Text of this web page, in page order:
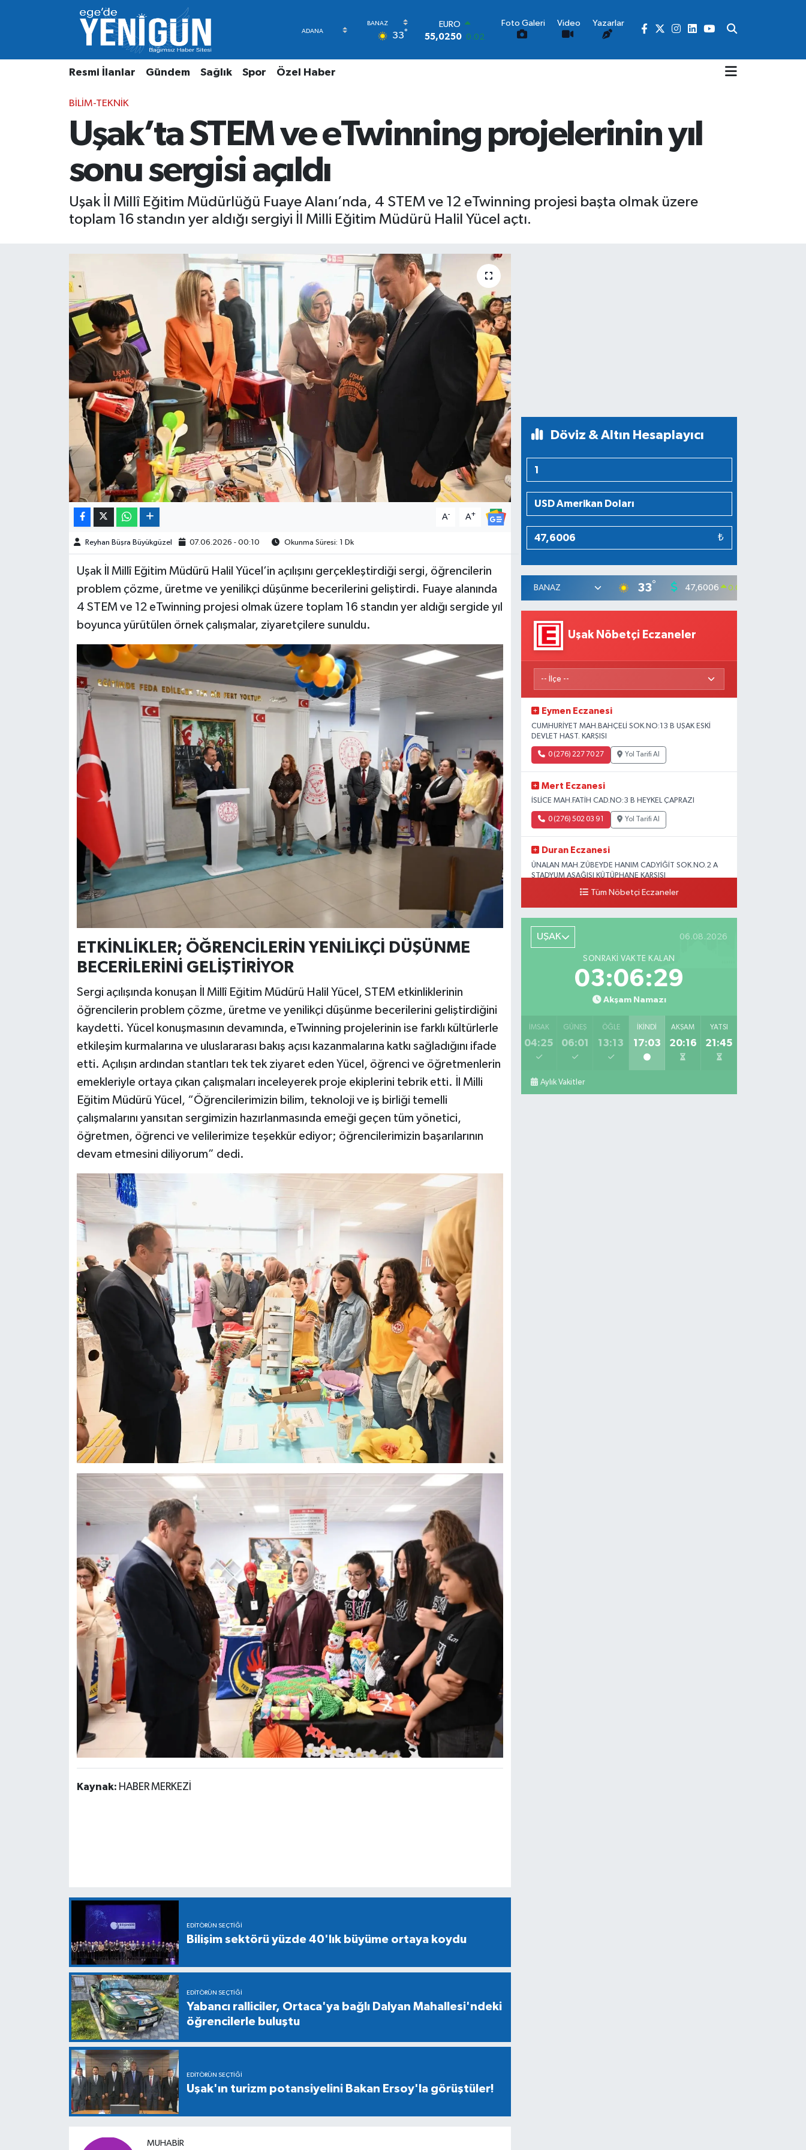
33°
STERLİN
64,2398
0.2
6513.94 0.32
DOLAR
47,6006 0.06
EURO
Foto Galeri Video Yazarlar
Resmi İlanlar Gündem Sağlık Spor Özel Haber
BILIM-TEKNIK
Uşak’ta STEM ve eTwinning projelerinin yıl
sonu sergisi açıldı
Uşak İl Millî Eğitim Müdürlüğü Fuaye Alanı’nda, 4 STEM ve 12 eTwinning projesi başta olmak üzere
toplam 16 standın yer aldığı sergiyi İl Milli Eğitim Müdürü Halil Yücel açtı.
A- A+
Reyhan Büşra Büyükgüzel 07.06.2026 - 00:10 Okunma Süresi: 1 Dk
Uşak İl Millî Eğitim Müdürü Halil Yücel’in açılışını gerçekleştirdiği sergi, öğrencilerin
problem çözme, üretme ve yenilikçi düşünme becerilerini geliştirdi. Fuaye alanında
4 STEM ve 12 eTwinning projesi olmak üzere toplam 16 standın yer aldığı sergide yıl
boyunca yürütülen örnek çalışmalar, ziyaretçilere sunuldu.
ETKİNLİKLER; ÖĞRENCİLERİN YENİLİKÇİ DÜŞÜNME
BECERİLERİNİ GELİŞTİRİYOR
Sergi açılışında konuşan İl Millî Eğitim Müdürü Halil Yücel, STEM etkinliklerinin
öğrencilerin problem çözme, üretme ve yenilikçi düşünme becerilerini geliştirdiğini
kaydetti. Yücel konuşmasının devamında, eTwinning projelerinin ise farklı kültürlerle
etkileşim kurmalarına ve uluslararası bakış açısı kazanmalarına katkı sağladığını ifade
etti. Açılışın ardından stantları tek tek ziyaret eden Yücel, öğrenci ve öğretmenlerin
emekleriyle ortaya çıkan çalışmaları inceleyerek proje ekiplerini tebrik etti. İl Milli
Eğitim Müdürü Yücel, “Öğrencilerimizin bilim, teknoloji ve iş birliği temelli
çalışmalarını yansıtan sergimizin hazırlanmasında emeği geçen tüm yönetici,
öğretmen, öğrenci ve velilerimize teşekkür ediyor; öğrencilerimizin başarılarının
devam etmesini diliyorum” dedi.
Kaynak: HABER MERKEZİ
EDITÖRÜN SEÇTIĞI
Bilişim sektörü yüzde 40'lık büyüme ortaya koydu
EDITÖRÜN SEÇTIĞI
Yabancı ralliciler, Ortaca'ya bağlı Dalyan Mahallesi'ndeki
öğrencilerle buluştu
EDITÖRÜN SEÇTIĞI
Uşak'ın turizm potansiyelini Bakan Ersoy'la görüştüler!
MUHABIR
Döviz & Altın Hesaplayıcı
₺
33° 47,6006 0.06
Uşak Nöbetçi Eczaneler
Eymen Eczanesi
CUMHURİYET MAH.BAHÇELİ SOK.NO:13 B UŞAK ESKİ
DEVLET HAST. KARŞISI
0 (276) 227 70 27 Yol Tarifi Al
Mert Eczanesi
İSLİCE MAH.FATİH CAD.NO:3 B HEYKEL ÇAPRAZI
0 (276) 502 03 91 Yol Tarifi Al
Duran Eczanesi
ÜNALAN MAH.ZÜBEYDE HANIM CAD.YİĞİT SOK.NO.2 A
STADYUM AŞAĞISI KÜTÜPHANE KARŞISI
0 (276) 224 51 77 Yol Tarifi Al
Tüm Nöbetçi Eczaneler
UŞAK 06.08.2026
SONRAKI VAKTE KALAN
03:06:28
Akşam Namazı
İMSAK
04:25
GÜNEŞ
06:01
ÖĞLE
13:13
İKINDI
17:03
AKŞAM
20:16
YATSI
21:45
Aylık Vakitler
Resmi İlanlar
Gündem
Özel Haber
Beyoğlu Nöbetçi Eczaneler
Beyoğlu Hava Durumu
Beyoğlu Trafik Yoğunluk Haritası
Süper Lig Puan Durumu ve Fikstür
Tüm Manşetler
Son Dakika Haberleri
Haber Arşivi